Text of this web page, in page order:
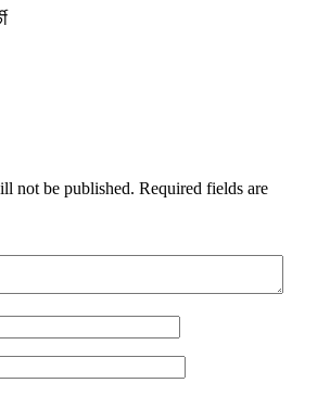
not be published. Required fields are